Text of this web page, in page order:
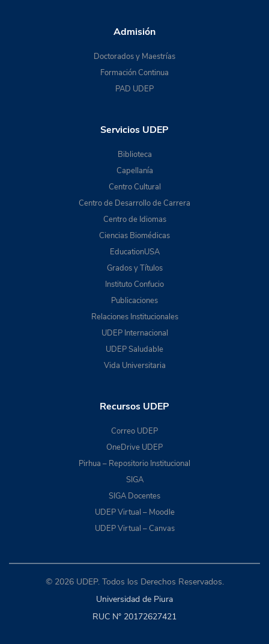
Admisión
Doctorados y Maestrías
Formación Continua
PAD UDEP
Servicios UDEP
Biblioteca
Capellanía
Centro Cultural
Centro de Desarrollo de Carrera
Centro de Idiomas
Ciencias Biomédicas
EducationUSA
Grados y Títulos
Instituto Confucio
Publicaciones
Relaciones Institucionales
UDEP Internacional
UDEP Saludable
Vida Universitaria
Recursos UDEP
Correo UDEP
OneDrive UDEP
Pirhua – Repositorio Institucional
SIGA
SIGA Docentes
UDEP Virtual – Moodle
UDEP Virtual – Canvas
© 2026 UDEP. Todos los Derechos Reservados.
Universidad de Piura
RUC N° 20172627421